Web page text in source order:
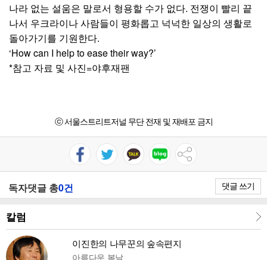
나라 없는 설움은 말로서 형용할 수가 없다. 전쟁이 빨리 끝
나서 우크라이나 사람들이 평화롭고 넉넉한 일상의 생활로
돌아가기를 기원한다.
‘How can I help to ease their way?’
*참고 자료 및 사진=야후재팬
ⓒ 서울스트리트저널 무단 전재 및 재배포 금지
독자댓글 총0건 댓글 쓰기
칼럼
이진한의 나무꾼의 숲속편지
아름다운 봄날